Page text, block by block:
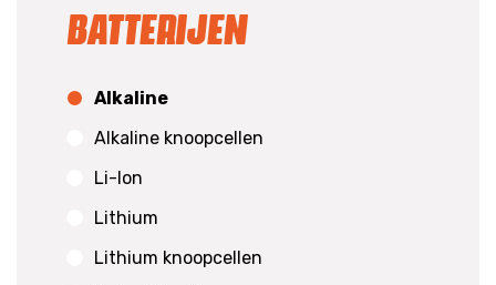
Batterijen
Alkaline
Alkaline knoopcellen
Li-Ion
Lithium
Lithium knoopcellen